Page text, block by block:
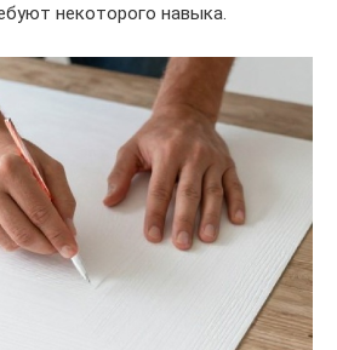
некоторого навыка.